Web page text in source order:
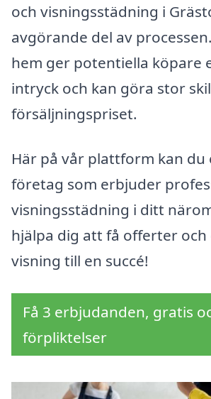
och visningsstädning i
avgörande del av
hem ger potentiella köpare
intryck och kan göra stor
försäljningspriset.
Här på vår plattform kan du
företag som erbjuder
visningsstädning i ditt
hjälpa dig att få offerter och
visning till en succé!
Få 3 erbjudanden, gratis
förpliktelser